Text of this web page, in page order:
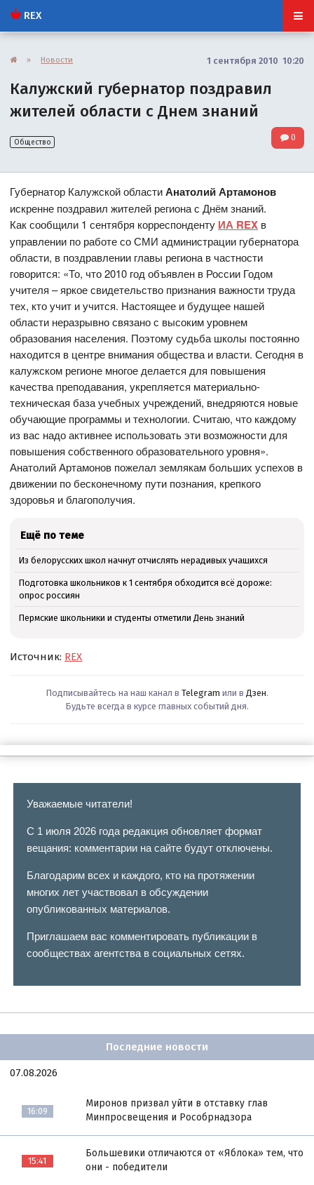
REX
» Новости 1 сентября 2010 10:20
Калужский губернатор поздравил
жителей области с Днем знаний
Общество 0
Губернатор Калужской областиАнатолий Артамонов
искренне поздравил жителей региона с Днём знаний.
Как сообщили 1 сентября корреспонденту ИА REX в
управлении по работе со СМИ администрации губернатора
области, в поздравлении главы региона в частности
говорится: «То, что 2010 год объявлен в России Годом
учителя – яркое свидетельство признания важности труда
тех, кто учит и учится. Настоящее и будущее нашей
области неразрывно связано с высоким уровнем
образования населения. Поэтому судьба школы постоянно
находится в центре внимания общества и власти. Сегодня в
калужском регионе многое делается для повышения
качества преподавания, укрепляется материально-
техническая база учебных учреждений, внедряются новые
обучающие программы и технологии. Считаю, что каждому
из вас надо активнее использовать эти возможности для
повышения собственного образовательного уровня».
Анатолий Артамонов пожелал землякам больших успехов в
движении по бесконечному пути познания, крепкого
здоровья и благополучия.
Ещё по теме
Из белорусских школ начнут отчислять нерадивых учащихся
Подготовка школьников к 1 сентября обходится всё дороже:
опрос россиян
Пермские школьники и студенты отметили День знаний
Источник: REX
Подписывайтесь на наш канал в Telegram или в Дзен.
Будьте всегда в курсе главных событий дня.
Уважаемые читатели!
С 1 июля 2026 года редакция обновляет формат
вещания: комментарии на сайте будут отключены.
Благодарим всех и каждого, кто на протяжении
многих лет участвовал в обсуждении
опубликованных материалов.
Приглашаем вас комментировать публикации в
сообществах агентства в социальных сетях.
Последние новости
07.08.2026
16:09
Миронов призвал уйти в отставку глав
Минпросвещения и Рособрнадзора
15:41
Большевики отличаются от «Яблока» тем, что
они - победители